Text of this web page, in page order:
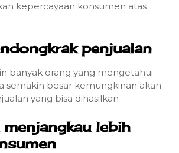
kepercayaan konsumen atas
penjualan
banyak orang yang mengetahui
semakin besar kemungkinan akan
yang bisa dihasilkan
lebih